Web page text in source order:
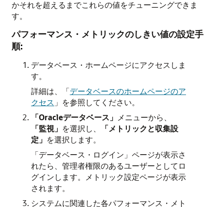
かそれを超えるまでこれらの値をチューニングできま
す。
パフォーマンス・メトリックのしきい値の設定手
順:
データベース・ホームページにアクセスしま
す。
詳細は、
「データベースのホームページのア
クセス 」 を参照してください。
「Oracleデータベース」 メニューから、
「監視」 を選択し、
「メトリックと収集設
定」 を選択します。
「データベース・ログイン」ページが表示さ
れたら、管理者権限のあるユーザーとしてロ
グインします。メトリック設定ページが表示
されます。
システムに関連した各パフォーマンス・メト